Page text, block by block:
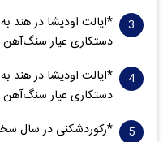
*ایالت اودیشا در هند
دستکاری عیار
*ایالت اودیشا در هند
دستکاری عیار
*رکوردشکنی در سال